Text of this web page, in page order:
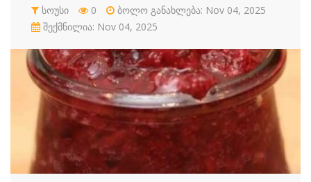
სუპები სუში
ფასტ ფუდი ფუნთუშები ქათამი ქართული
ყავა ჩაი ცომეული ხორცი
ჯანსაღი კვ…
რეცეპტები
სოუსი 0
ბოლო განახლება: Nov 04, 2025
შექმნილია: Nov 04, 2025